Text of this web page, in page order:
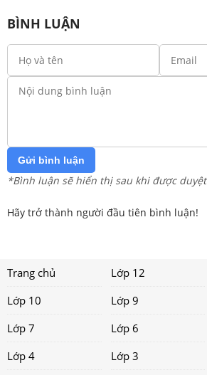
BÌNH LUẬN
Gửi bình luận
*Bình luận sẽ hiển thị sau khi được duyệt
Hãy trở thành người đầu tiên bình luận!
Trang chủ Lớp 12
Lớp 10
Lớp 9
Lớp 7
Lớp 6
Lớp 4
Lớp 3